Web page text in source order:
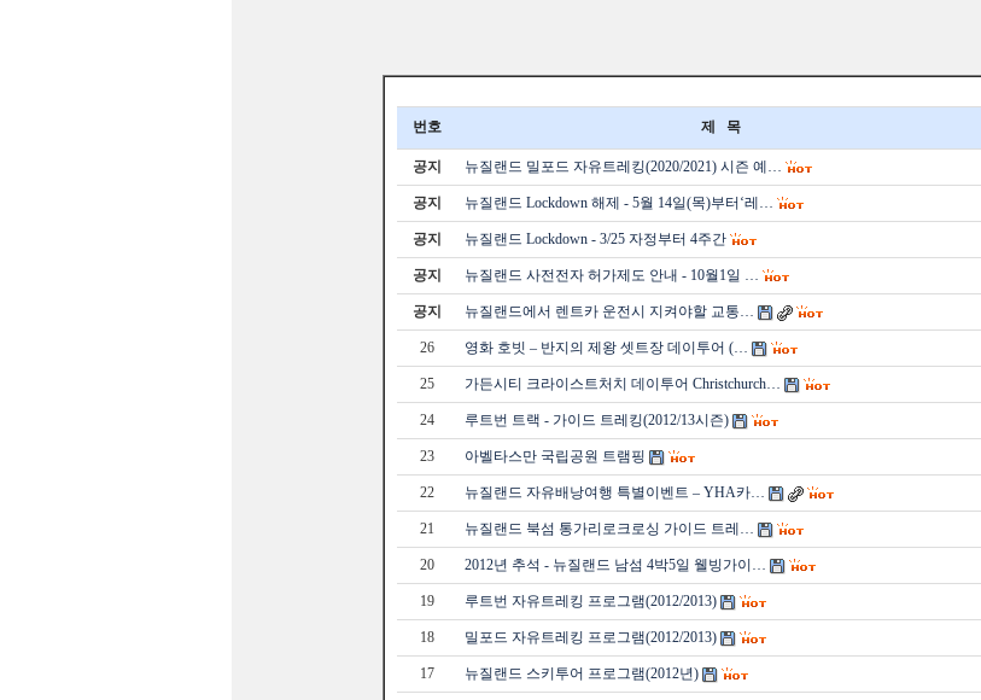
번호 제 목
공지 뉴질랜드 밀포드 자유트레킹(2020/2021) 시즌 예…
공지 뉴질랜드 Lockdown 해제 - 5월 14일(목)부터‘레…
공지 뉴질랜드 Lockdown - 3/25 자정부터 4주간
공지 뉴질랜드 사전전자 허가제도 안내 - 10월1일 …
공지 뉴질랜드에서 렌트카 운전시 지켜야할 교통…
26 영화 호빗 – 반지의 제왕 셋트장 데이투어 (…
25 가든시티 크라이스트처치 데이투어 Christchurch…
24 루트번 트랙 - 가이드 트레킹(2012/13시즌)
23 아벨타스만 국립공원 트램핑
22 뉴질랜드 자유배낭여행 특별이벤트 – YHA카…
21 뉴질랜드 북섬 통가리로크로싱 가이드 트레…
20 2012년 추석 - 뉴질랜드 남섬 4박5일 웰빙가이…
19 루트번 자유트레킹 프로그램(2012/2013)
18 밀포드 자유트레킹 프로그램(2012/2013)
17 뉴질랜드 스키투어 프로그램(2012년)